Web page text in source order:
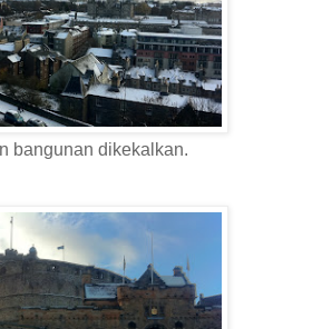
bangunan dikekalkan.